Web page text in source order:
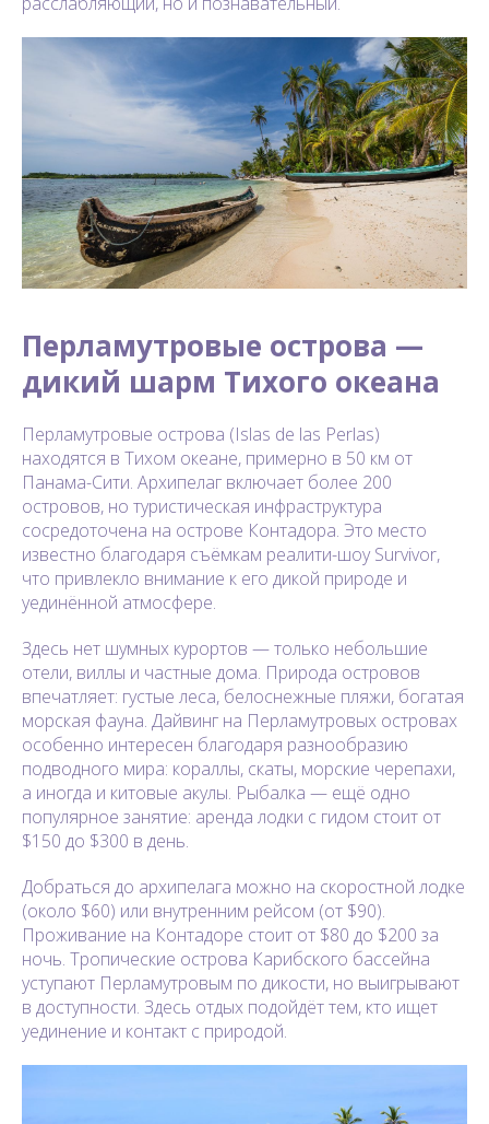
Перламутровые острова —
дикий шарм Тихого океана
Перламутровые острова (Islas de las Perlas)
находятся в Тихом океане, примерно в 50 км от
Панама-Сити. Архипелаг включает более 200
островов, но туристическая инфраструктура
сосредоточена на острове Контадора. Это место
известно благодаря съёмкам реалити-шоу Survivor,
что привлекло внимание к его дикой природе и
уединённой атмосфере.
Здесь нет шумных курортов — только небольшие
отели, виллы и частные дома. Природа островов
впечатляет: густые леса, белоснежные пляжи, богатая
морская фауна. Дайвинг на Перламутровых островах
особенно интересен благодаря разнообразию
подводного мира: кораллы, скаты, морские черепахи,
а иногда и китовые акулы. Рыбалка — ещё одно
популярное занятие: аренда лодки с гидом стоит от
$150 до $300 в день.
Добраться до архипелага можно на скоростной лодке
(около $60) или внутренним рейсом (от $90).
Проживание на Контадоре стоит от $80 до $200 за
ночь. Тропические острова Карибского бассейна
уступают Перламутровым по дикости, но выигрывают
в доступности. Здесь отдых подойдёт тем, кто ищет
уединение и контакт с природой.